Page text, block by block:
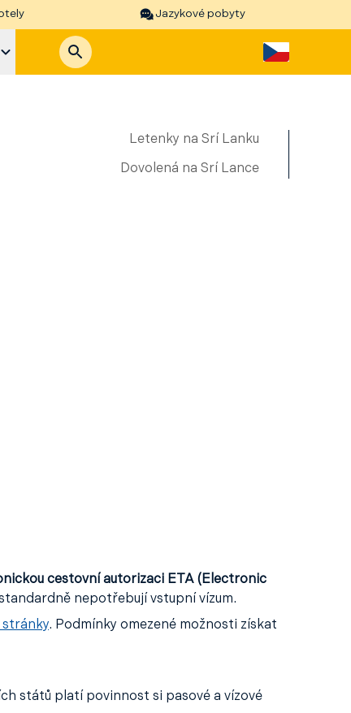
Jazykové pobyty
Letenky na Srí Lanku
Dovolená na Srí Lance
cestovní autorizaci ETA (Electronic
nepotřebují vstupní vízum.
stránky. Podmínky omezené možnosti získat
států platí povinnost si pasové a vízové